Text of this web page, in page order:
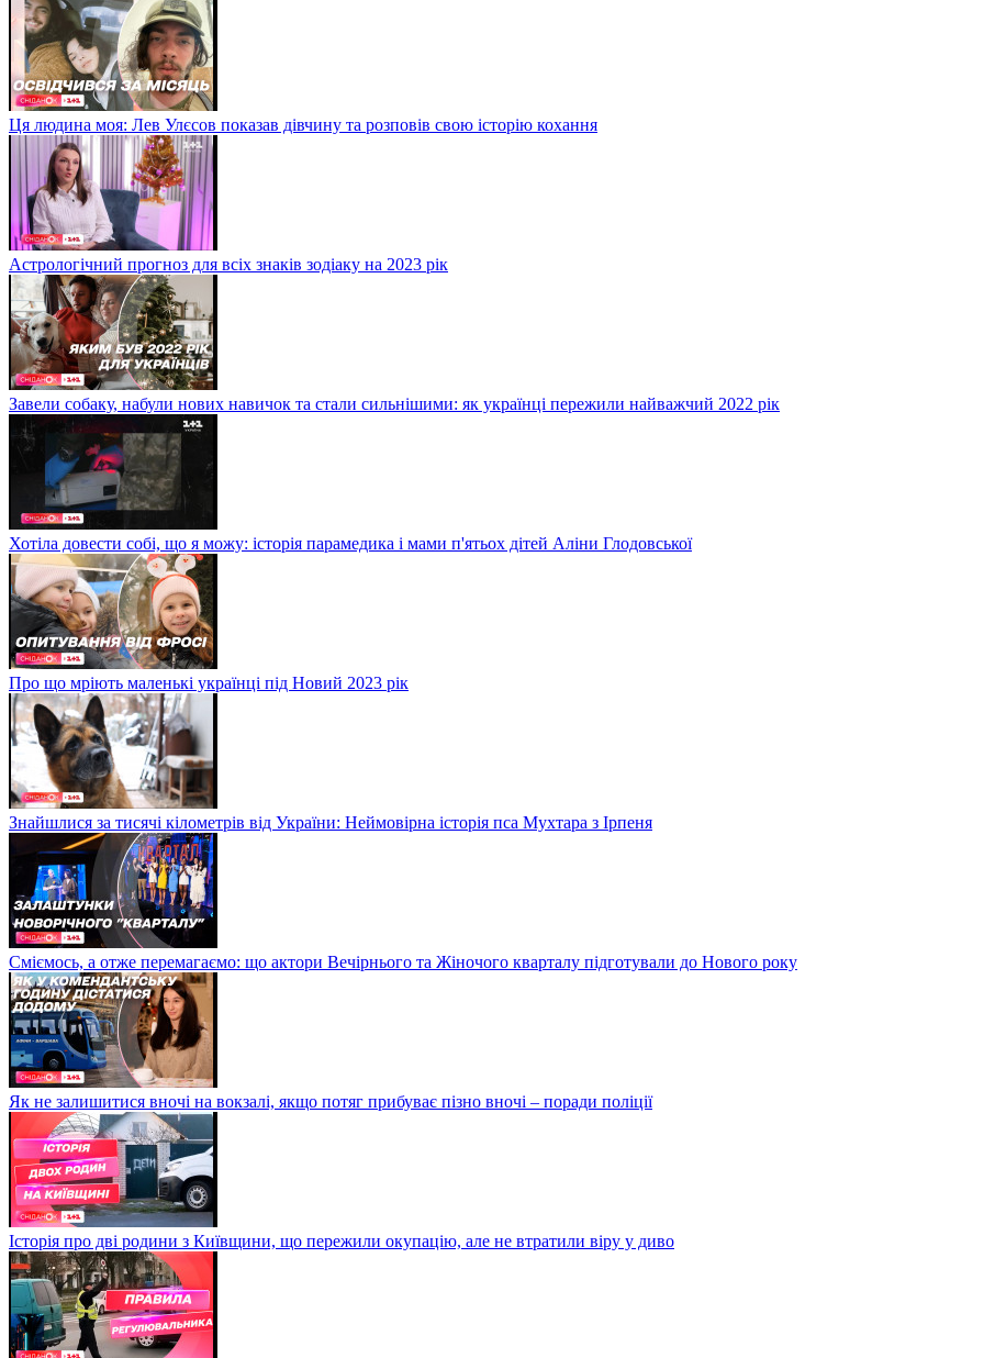
Ця людина моя: Лев Улєсов показав дівчину та розповів свою історію кохання
Астрологічний прогноз для всіх знаків зодіаку на 2023 рік
Завели собаку, набули нових навичок та стали сильнішими: як українці пережили найважчий 2022 рік
Хотіла довести собі, що я можу: історія парамедика і мами п'ятьох дітей Аліни Глодовської
Про що мріють маленькі українці під Новий 2023 рік
Знайшлися за тисячі кілометрів від України: Неймовірна історія пса Мухтара з Ірпеня
Сміємось, а отже перемагаємо: що актори Вечірнього та Жіночого кварталу підготували до Нового року
Як не залишитися вночі на вокзалі, якщо потяг прибуває пізно вночі – поради поліції
Історія про дві родини з Київщини, що пережили окупацію, але не втратили віру у диво